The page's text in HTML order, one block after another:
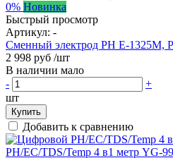
0% Новинка
Быстрый просмотр
Артикул: -
Сменный электрод PH E-1325M,
2 998 руб /шт
В наличии мало
-
+
шт
Купить
Добавить к сравнению